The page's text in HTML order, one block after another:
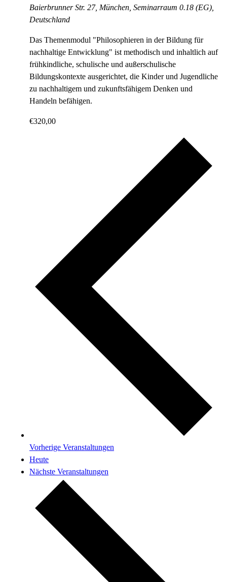
Baierbrunner Str. 27, München, Seminarraum 0.18 (EG),
Deutschland
Das Themenmodul "Philosophieren in der Bildung für
nachhaltige Entwicklung" ist methodisch und inhaltlich auf
frühkindliche, schulische und außerschulische
Bildungskontexte ausgerichtet, die Kinder und Jugendliche
zu nachhaltigem und zukunftsfähigem Denken und
Handeln befähigen.
€320,00
Vorherige Veranstaltungen
Heute
Nächste Veranstaltungen